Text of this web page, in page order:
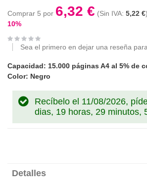
Comprar 5 por 6,32 € 5,22 €
10%
Sea el primero en dejar una reseña
Capacidad: 15.000 páginas A4 al 5% de
Color: Negro
Recíbelo el 11/08/2026,
dias, 19 horas, 29 minutos,
Detalles